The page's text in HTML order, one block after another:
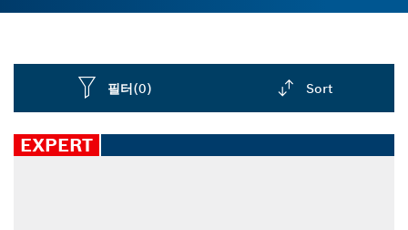
지 확인해야 합니다. 당사의 EXPERT 직쏘날에는 카바이드
절단할 수 있습니다. 당사의 직쏘날은 플라스틱, 금속, 목재
및 라미네이트를 절단할 수 있습니다. 다양한 종류의 긴 직
시오.
필터(0) Sort
closed
EXPERT